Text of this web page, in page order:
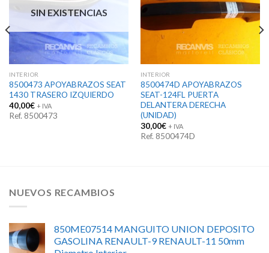
SIN EXISTENCIAS
INTERIOR
8500473 APOYABRAZOS SEAT
1430 TRASERO IZQUIERDO
40,00€ + IVA
Ref. 8500473
INTERIOR
8500474D APOYABRAZOS
SEAT-124FL PUERTA
DELANTERA DERECHA
(UNIDAD)
30,00€ + IVA
Ref. 8500474D
NUEVOS RECAMBIOS
850ME07514 MANGUITO UNION DEPOSITO
GASOLINA RENAULT-9 RENAULT-11 50mm